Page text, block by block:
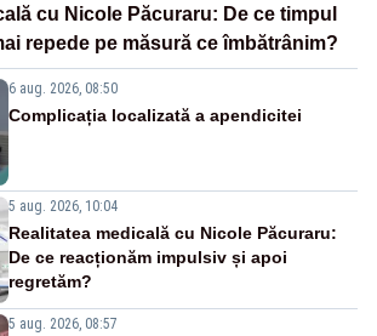
cu Nicole Păcuraru: De ce timpul
repede pe măsură ce îmbătrânim?
6 aug. 2026, 08:50
Complicația localizată a apendicitei
5 aug. 2026, 10:04
Realitatea medicală cu Nicole Păcuraru:
De ce reacționăm impulsiv și apoi
regretăm?
5 aug. 2026, 08:57